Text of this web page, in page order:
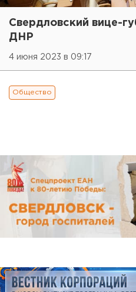
Свердловский вице-
ДНР
4 июня 2023 в 09:17
Общество